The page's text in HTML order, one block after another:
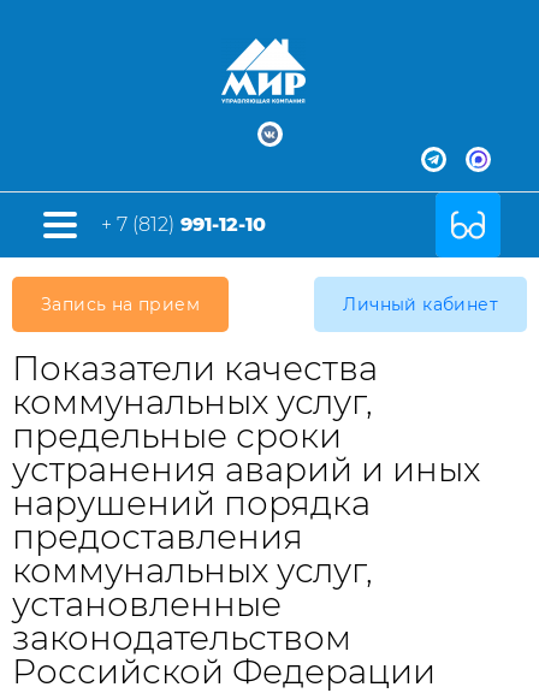
+ 7 (812) 991-12-10
Запись на прием Личный кабинет
Показатели качества
коммунальных услуг,
предельные сроки
устранения аварий и иных
нарушений порядка
предоставления
коммунальных услуг,
установленные
законодательством
Российской Федерации